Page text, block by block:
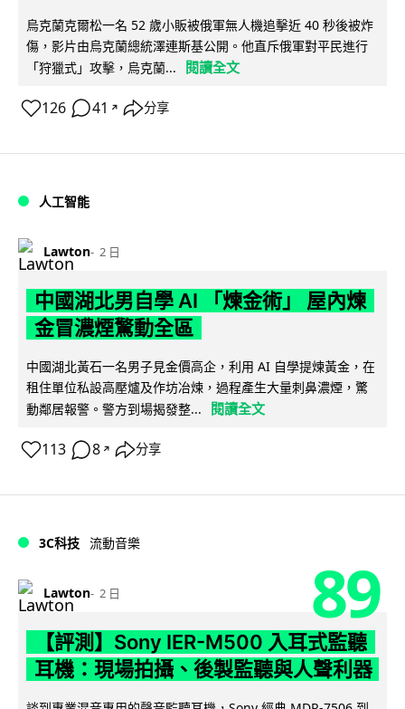
烏克蘭克爾松一名 52 歲小販被俄軍無人機追擊近 40 秒後被炸
傷，影片由烏克蘭總統澤連斯基公開。他直斥俄軍對平民進行
「狩獵式」攻擊，烏克蘭...
閱讀全文
126 41 ↗ 分享
人工智能
Lawton 2 日
中國湖北男自學 AI 「煉金術」 屋內煉
金冒濃煙驚動全區
中國湖北黃石一名男子見金價高企，利用 AI 自學提煉黃金，在
租住單位私設高壓爐及作坊冶煉，過程產生大量刺鼻濃煙，驚
動鄰居報警。警方到場揭發整...
閱讀全文
113 8 ↗ 分享
3C科技 流動音樂
Lawton 2 日 89
【評測】Sony IER-M500 入耳式監聽
耳機：現場拍攝、後製監聽與人聲利器